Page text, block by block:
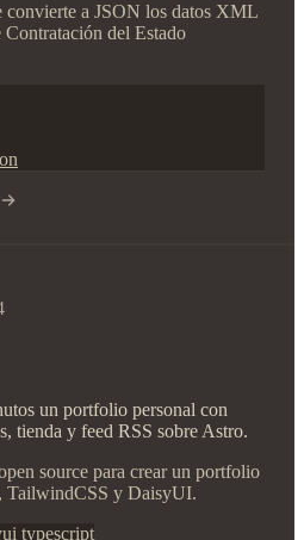
convierte a JSON los datos XML
Contratación del Estado
un portfolio personal con
tienda y feed RSS sobre Astro.
source para crear un portfolio
TailwindCSS y DaisyUI.
typescript